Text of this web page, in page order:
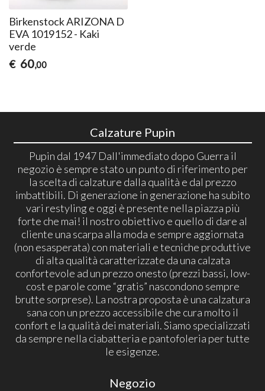
Birkenstock ARIZONA D
EVA 1019152 - Kaki
verde
€ 60,00
Calzature Pupin
Pupin dal 1947 Dall'immediato dopo Guerra il
negozio è sempre stato un punto di riferimento per
la scelta di calzature dalla qualità e dal prezzo
imbattibili. Di generazione in generazione ha subito
vari restyling e oggi è presente nella piazza più
forte che mai! il nostro obiettivo e quello di dare al
cliente una scarpa alla moda e sempre aggiornata
(non esasperata) con materiali e tecniche produttive
di alta qualità caratterizzate da una calzata
confortevole ad un prezzo onesto (prezzi bassi, low-
cost e parole come “gratis” nascondono sempre
brutte sorprese). La nostra proposta è una calzatura
sana con un prezzo accessibile che cura molto il
confort e la qualità dei materiali. Siamo specializzati
da sempre nella ciabatteria e pantofoleria per tutte
le esigenze.
Negozio